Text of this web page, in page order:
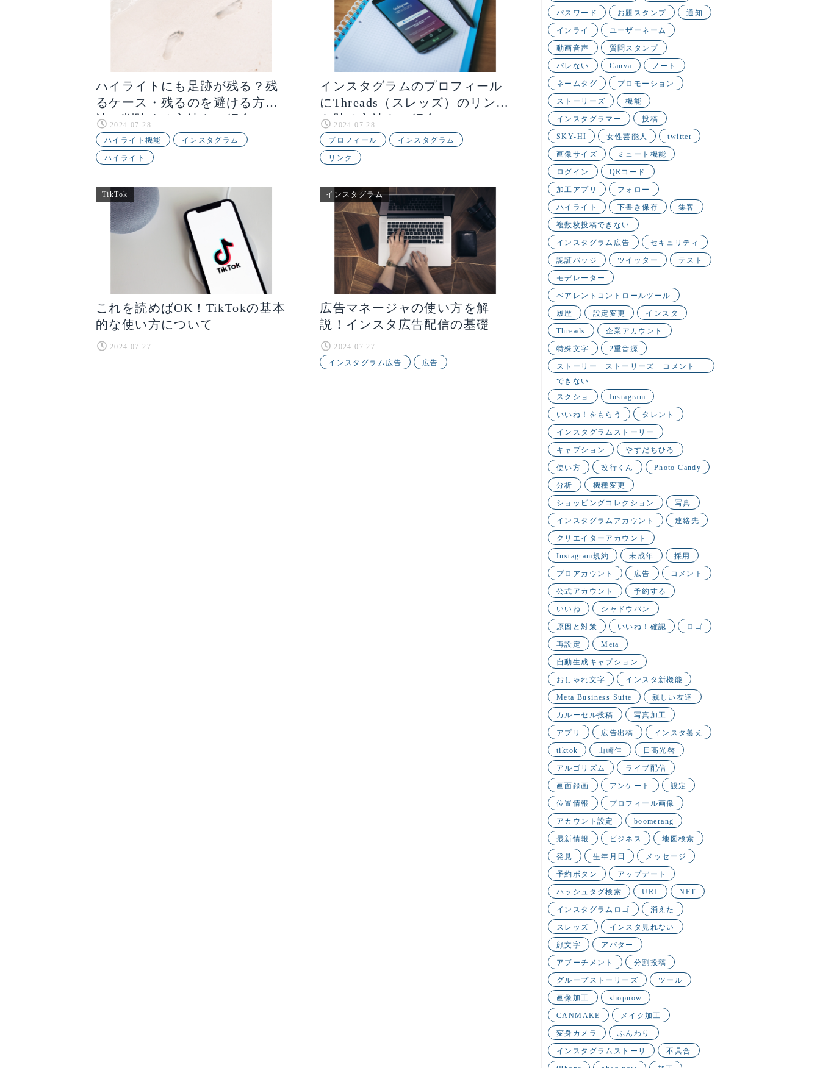
ハイライトにも足跡が残る？残
るケース・残るのを避ける方
法・削除する方法をご紹介
2024.07.28
ハイライト機能
インスタグラム
ハイライト
インスタグラムのプロフィール
にThreads（スレッズ）のリンク
を貼る方法をご紹介！
2024.07.28
プロフィール
インスタグラム
リンク
TikTok
これを読めばOK！TikTokの基本
的な使い方について
2024.07.27
インスタグラム
広告マネージャの使い方を解
説！インスタ広告配信の基礎
2024.07.27
インスタグラム広告
広告
パスワード お題スタンプ 通知
インライ ユーザーネーム
動画音声 質問スタンプ
バレない Canva ノート
ネームタグ プロモーション
ストーリーズ 機能
インスタグラマー 投稿
SKY-HI 女性芸能人 twitter
画像サイズ ミュート機能
ログイン QRコード
加工アプリ フォロー
ハイライト 下書き保存 集客
複数枚投稿できない
インスタグラム広告 セキュリティ
認証バッジ ツイッター テスト
モデレーター
ペアレントコントロールツール
履歴 設定変更 インスタ
Threads 企業アカウント
特殊文字 2重音源
ストーリー ストーリーズ コメント
できない
スクショ
Instagram
いいね！をもらう タレント
インスタグラムストーリー
キャプション やすだちひろ
使い方 改行くん Photo Candy
分析 機種変更
ショッピングコレクション 写真
インスタグラムアカウント 連絡先
クリエイターアカウント
Instagram規約 未成年 採用
プロアカウント 広告 コメント
公式アカウント 予約する
いいね シャドウバン
原因と対策 いいね！確認 ロゴ
再設定 Meta
自動生成キャプション
おしゃれ文字 インスタ新機能
Meta Business Suite 親しい友達
カルーセル投稿 写真加工
アプリ 広告出稿 インスタ萎え
tiktok 山崎佳 日高光啓
アルゴリズム ライブ配信
画面録画 アンケート 設定
位置情報 プロフィール画像
アカウント設定 boomerang
最新情報 ビジネス 地図検索
発見 生年月日 メッセージ
予約ボタン アップデート
ハッシュタグ検索 URL NFT
インスタグラムロゴ 消えた
スレッズ インスタ見れない
顔文字 アバター
アブーチメント 分割投稿
グループストーリーズ ツール
画像加工 shopnow
CANMAKE メイク加工
変身カメラ ふんわり
インスタグラムストーリ 不具合